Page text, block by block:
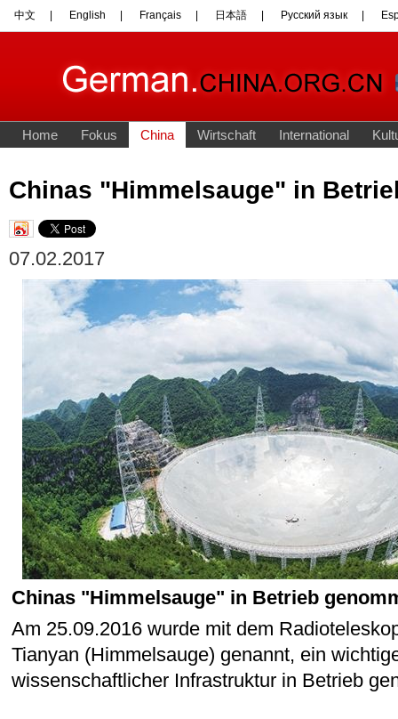
Chinas "Himmelsauge" in
07.02.2017
Chinas "Himmelsauge" in Betrieb
Am 25.09.2016 wurde mit dem
Tianyan (Himmelsauge) genannt, ein
wissenschaftlicher Infrastruktur in Betrieb